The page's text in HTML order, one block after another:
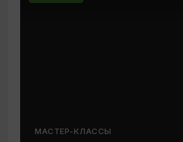
МАСТЕР-КЛАССЫ